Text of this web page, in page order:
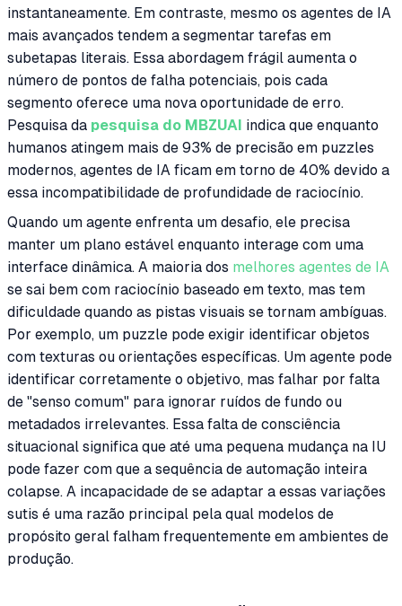
instantaneamente. Em contraste, mesmo os agentes de IA
mais avançados tendem a segmentar tarefas em
subetapas literais. Essa abordagem frágil aumenta o
número de pontos de falha potenciais, pois cada
segmento oferece uma nova oportunidade de erro.
Pesquisa da pesquisa do MBZUAI indica que enquanto
humanos atingem mais de 93% de precisão em puzzles
modernos, agentes de IA ficam em torno de 40% devido a
essa incompatibilidade de profundidade de raciocínio.
Quando um agente enfrenta um desafio, ele precisa
manter um plano estável enquanto interage com uma
interface dinâmica. A maioria dos melhores agentes de IA
se sai bem com raciocínio baseado em texto, mas tem
dificuldade quando as pistas visuais se tornam ambíguas.
Por exemplo, um puzzle pode exigir identificar objetos
com texturas ou orientações específicas. Um agente pode
identificar corretamente o objetivo, mas falhar por falta
de "senso comum" para ignorar ruídos de fundo ou
metadados irrelevantes. Essa falta de consciência
situacional significa que até uma pequena mudança na IU
pode fazer com que a sequência de automação inteira
colapse. A incapacidade de se adaptar a essas variações
sutis é uma razão principal pela qual modelos de
propósito geral falham frequentemente em ambientes de
produção.